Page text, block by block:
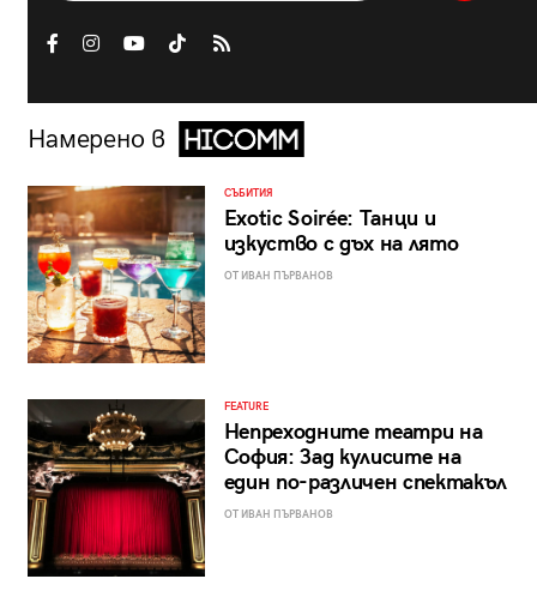
Намерено в
СЪБИТИЯ
Exotic Soirée: Танци и
изкуство с дъх на лято
ОТ ИВАН ПЪРВАНОВ
FEATURE
Непреходните театри на
София: Зад кулисите на
един по-различен спектакъл
ОТ ИВАН ПЪРВАНОВ